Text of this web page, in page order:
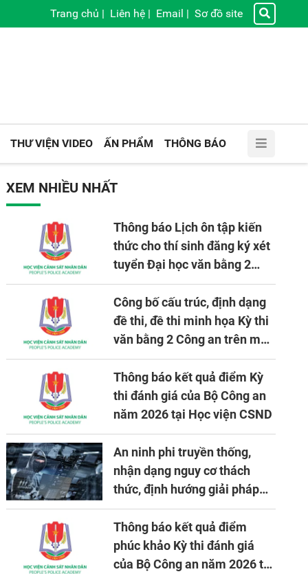
Trang chủ | Liên hệ | Email | Sơ đồ site
THƯ VIỆN VIDEO ẤN PHẨM THÔNG BÁO
XEM NHIỀU NHẤT
Thông báo Lịch ôn tập kiến
thức cho thí sinh đăng ký xét
tuyển Đại học văn bằng 2
tuyển mới, mở tại Học viện
CSND năm học 2026 - 2027
Công bố cấu trúc, định dạng
đề thi, đề thi minh họa Kỳ thi
văn bằng 2 Công an trên máy
tính
Thông báo kết quả điểm Kỳ
thi đánh giá của Bộ Công an
năm 2026 tại Học viện CSND
An ninh phi truyền thống,
nhận dạng nguy cơ thách
thức, định hướng giải pháp
đảm bảo an ninh quốc gia
trong tình hình hiện nay
Thông báo kết quả điểm
phúc khảo Kỳ thi đánh giá
của Bộ Công an năm 2026 tại